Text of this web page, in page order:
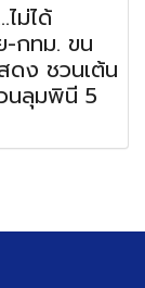
ไม่ได้
-กทม. ขน
ง ชวนเต้น
นลุมพินี 5